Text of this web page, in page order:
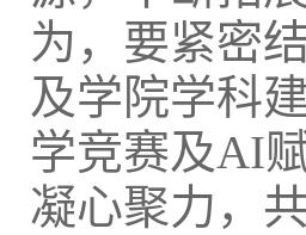
为，要紧密
及学院学科
学竞赛及AI
凝心聚力，